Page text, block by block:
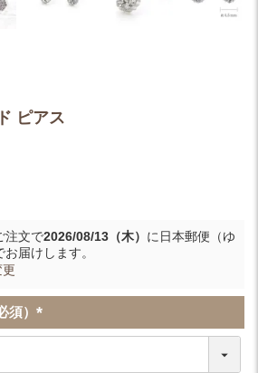
ピアス
注文で2026/08/13（木） に 日本郵便（ゆ
お届けします。
須）
(